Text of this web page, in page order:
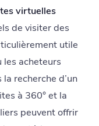
virtuelles
de visiter des
utile
les acheteurs
recherche d’un
à 360° et la
peuvent offrir